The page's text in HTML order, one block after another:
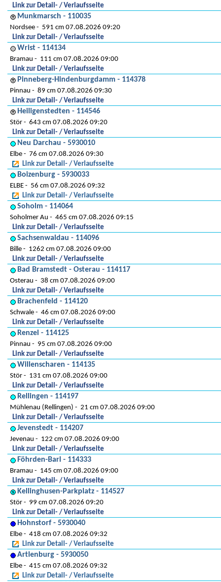
Link zur Detail- / Verlaufsseite
Munkmarsch - 110035
Nordsee
591 cm 07.08.2026 09:20
Link zur Detail- / Verlaufsseite
Wrist - 114134
Bramau
111 cm 07.08.2026 09:00
Link zur Detail- / Verlaufsseite
Pinneberg-Hindenburgdamm - 114378
Pinnau
89 cm 07.08.2026 09:30
Link zur Detail- / Verlaufsseite
Heiligenstedten - 114546
Stör
643 cm 07.08.2026 09:20
Link zur Detail- / Verlaufsseite
Neu Darchau - 5930010
Elbe
76 cm 07.08.2026 09:30
Link zur Detail- / Verlaufsseite
Boizenburg - 5930033
ELBE
56 cm 07.08.2026 09:32
Link zur Detail- / Verlaufsseite
Soholm - 114064
Soholmer Au
465 cm 07.08.2026 09:15
Link zur Detail- / Verlaufsseite
Sachsenwaldau - 114096
Bille
1262 cm 07.08.2026 09:00
Link zur Detail- / Verlaufsseite
Bad Bramstedt - Osterau - 114117
Osterau
38 cm 07.08.2026 09:00
Link zur Detail- / Verlaufsseite
Brachenfeld - 114120
Schwale
46 cm 07.08.2026 09:00
Link zur Detail- / Verlaufsseite
Renzel - 114125
Pinnau
95 cm 07.08.2026 09:00
Link zur Detail- / Verlaufsseite
Willenscharen - 114135
Stör
131 cm 07.08.2026 09:00
Link zur Detail- / Verlaufsseite
Rellingen - 114197
Mühlenau (Rellingen)
21 cm 07.08.2026 09:00
Link zur Detail- / Verlaufsseite
Jevenstedt - 114207
Jevenau
122 cm 07.08.2026 09:00
Link zur Detail- / Verlaufsseite
Föhrden-Barl - 114333
Bramau
145 cm 07.08.2026 09:00
Link zur Detail- / Verlaufsseite
Kellinghusen-Parkplatz - 114527
Stör
99 cm 07.08.2026 09:20
Link zur Detail- / Verlaufsseite
Hohnstorf - 5930040
Elbe
418 cm 07.08.2026 09:32
Link zur Detail- / Verlaufsseite
Artlenburg - 5930050
Elbe
415 cm 07.08.2026 09:32
Link zur Detail- / Verlaufsseite